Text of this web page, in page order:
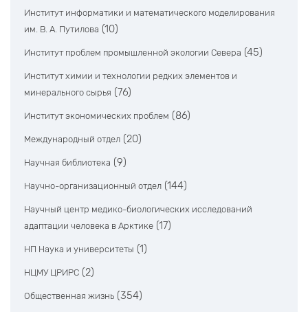
Институт информатики и математического моделирования
им. В. А. Путилова (10)
Институт проблем промышленной экологии Севера (45)
Институт химии и технологии редких элементов и
минерального сырья (76)
Институт экономических проблем (86)
Международный отдел (20)
Научная библиотека (9)
Научно-организационный отдел (144)
Научный центр медико-биологических исследований
адаптации человека в Арктике (17)
НП Наука и университеты (1)
НЦМУ ЦРИРС (2)
Общественная жизнь (354)